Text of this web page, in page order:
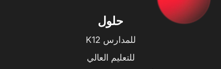
حلول
للمدارس K12
للتعليم العالي